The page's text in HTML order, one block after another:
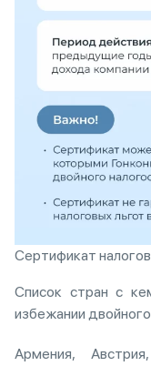
Сертификат
Список стран с
избежании
Армения,